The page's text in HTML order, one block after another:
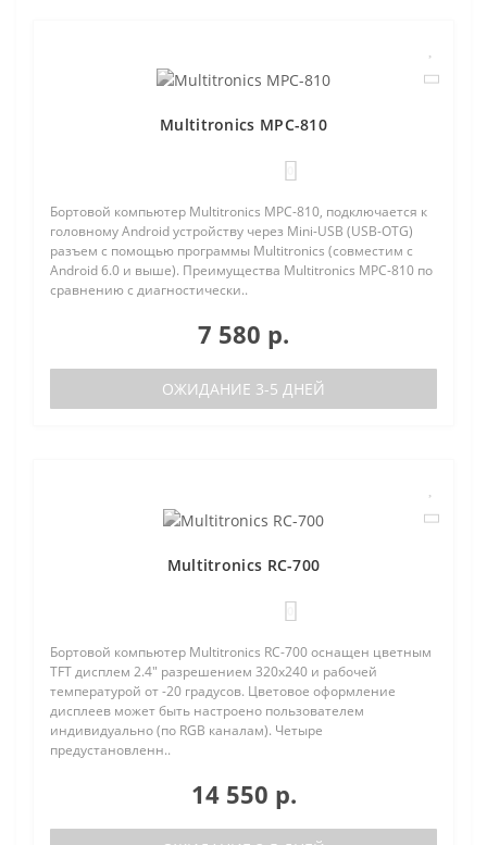
Multitronics MPC-810
Бортовой компьютер Multitronics MPC-810, подключается к
головному Android устройству через Mini-USB (USB-OTG)
разъем с помощью программы Multitronics (совместим с
Android 6.0 и выше). Преимущества Multitronics MPC-810 по
сравнению с диагностически..
7 580 р.
ОЖИДАНИЕ 3-5 ДНЕЙ
Multitronics RC-700
Бортовой компьютер Multitronics RC-700 оснащен цветным
TFT дисплем 2.4" разрешением 320х240 и рабочей
температурой от -20 градусов. Цветовое оформление
дисплеев может быть настроено пользователем
индивидуально (по RGB каналам). Четыре
предустановленн..
14 550 р.